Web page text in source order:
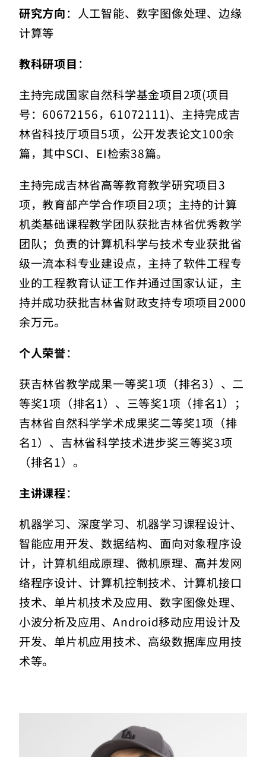
研究方向：人工智能、数字图像处理、边缘
计算等
教科研项目 ：
主持完成国家自然科学基金项目2项(项目
号：60672156，61072111)、主持完成吉
林省科技厅项目5项，公开发表论文100余
篇，其中SCI、EI检索38篇。
主持完成吉林省高等教育教学研究项目3
项，教育部产学合作项目2项；主持的计算
机类基础课程教学团队获批吉林省优秀教学
团队；负责的计算机科学与技术专业获批省
级一流本科专业建设点，主持了软件工程专
业的工程教育认证工作并通过国家认证，主
持并成功获批吉林省财政支持专项项目2000
余万元。
个人荣誉：
获吉林省教学成果一等奖1项（排名3）、二
等奖1项（排名1）、三等奖1项（排名1）；
吉林省自然科学学术成果奖二等奖1项（排
名1）、吉林省科学技术进步奖三等奖3项
（排名1）。
主讲课程：
机器学习、深度学习、机器学习课程设计、
智能应用开发、数据结构、面向对象程序设
计，计算机组成原理、微机原理、高并发网
络程序设计、计算机控制技术、计算机接口
技术、单片机技术及应用、数字图像处理、
小波分析及应用、Android移动应用设计及
开发、单片机应用技术、高级数据库应用技
术等。